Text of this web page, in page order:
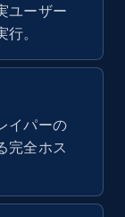
Is
Is
アル
ユーザー
。
イパーの
完全ホス